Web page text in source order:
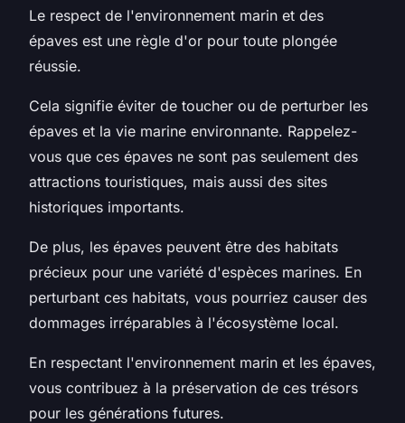
Le respect de l'environnement marin et des
épaves est une règle d'or pour toute plongée
réussie.
Cela signifie éviter de toucher ou de perturber les
épaves et la vie marine environnante. Rappelez-
vous que ces épaves ne sont pas seulement des
attractions touristiques, mais aussi des sites
historiques importants.
De plus, les épaves peuvent être des habitats
précieux pour une variété d'espèces marines. En
perturbant ces habitats, vous pourriez causer des
dommages irréparables à l'écosystème local.
En respectant l'environnement marin et les épaves,
vous contribuez à la préservation de ces trésors
pour les générations futures.